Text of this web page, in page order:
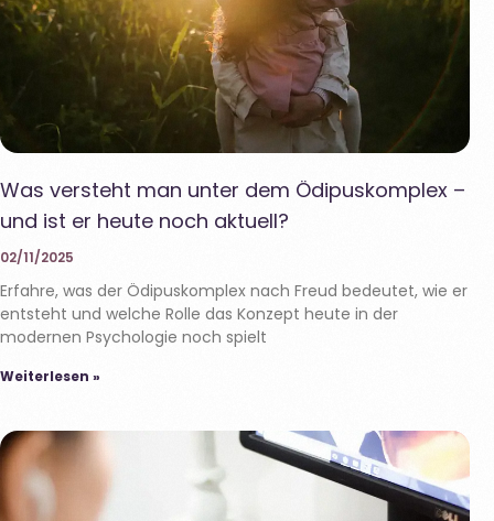
Was versteht man unter dem Ödipuskomplex –
und ist er heute noch aktuell?
02/11/2025
Erfahre, was der Ödipuskomplex nach Freud bedeutet, wie er
entsteht und welche Rolle das Konzept heute in der
modernen Psychologie noch spielt
Weiterlesen »